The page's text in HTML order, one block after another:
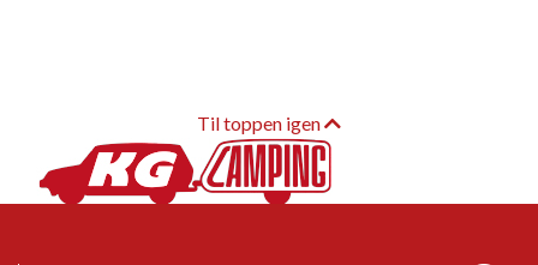
Til toppen igen